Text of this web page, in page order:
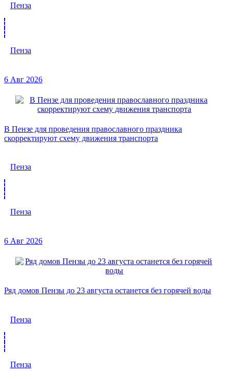
Пенза
Пенза
6 Авг 2026
В Пензе для проведения православного праздника
скорректируют схему движения транспорта
Пенза
Пенза
6 Авг 2026
Ряд домов Пензы до 23 августа останется без горячей воды
Пенза
Пенза